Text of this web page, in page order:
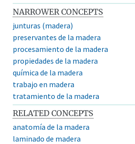
NARROWER CONCEPTS
junturas (madera)
preservantes de la madera
procesamiento de la madera
propiedades de la madera
química de la madera
trabajo en madera
tratamiento de la madera
RELATED CONCEPTS
anatomía de la madera
laminado de madera